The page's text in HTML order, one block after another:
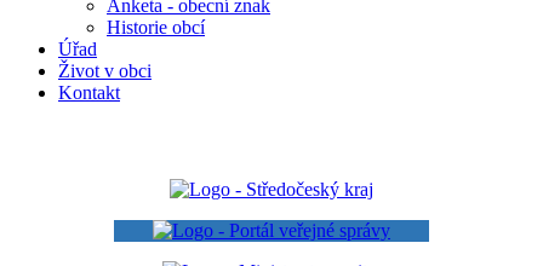
Anketa - obecní znak
Historie obcí
Úřad
Život v obci
Kontakt